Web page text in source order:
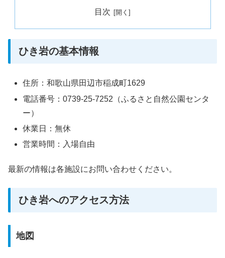
目次
ひき岩の基本情報
住所：和歌山県田辺市稲成町1629
電話番号：0739-25-7252（ふるさと自然公園センタ
ー）
休業日：無休
営業時間：入場自由
最新の情報は各施設にお問い合わせください。
ひき岩へのアクセス方法
地図